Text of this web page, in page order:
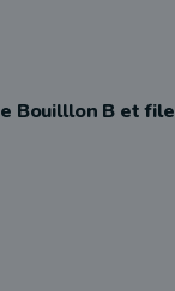
Bouilllon B et file